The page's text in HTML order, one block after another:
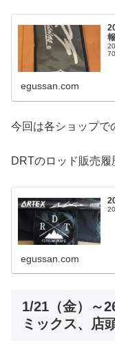
egussan.com
今回は各ショップで
DRTのロッド販売履
egussan.com
1/21（金）～
ミックス、店